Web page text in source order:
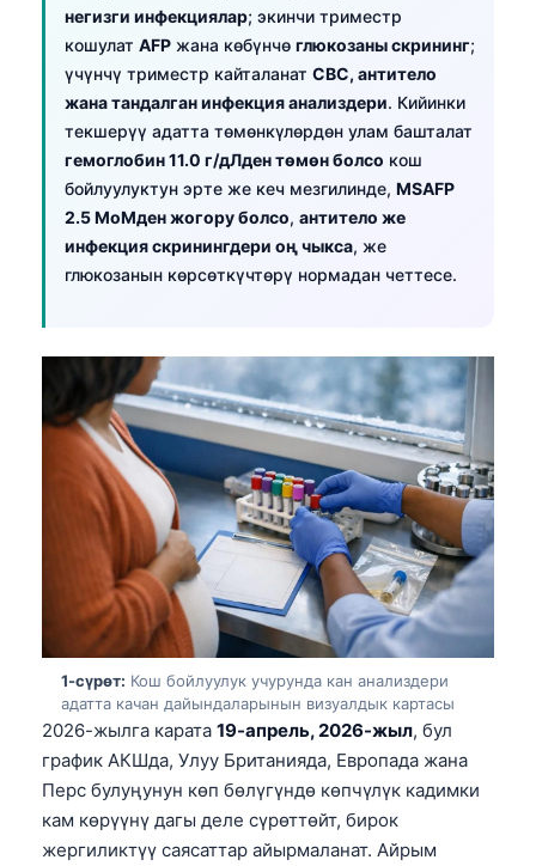
негизги инфекциялар; экинчи триместр
кошулат AFP жана көбүнчө глюкозаны скрининг;
үчүнчү триместр кайталанат CBC, антитело
жана тандалган инфекция анализдери. Кийинки
текшерүү адатта төмөнкүлөрдөн улам башталат
гемоглобин 11.0 г/дЛден төмөн болсо кош
бойлуулуктун эрте же кеч мезгилинде, MSAFP
2.5 MoMден жогору болсо, антитело же
инфекция скринингдери оң чыкса, же
глюкозанын көрсөткүчтөрү нормадан четтесе.
1-сүрөт: Кош бойлуулук учурунда кан анализдери
адатта качан дайындаларынын визуалдык картасы
2026-жылга карата 19-апрель, 2026-жыл, бул
график АКШда, Улуу Британияда, Европада жана
Перс булуңунун көп бөлүгүндө көпчүлүк кадимки
кам көрүүнү дагы деле сүрөттөйт, бирок
жергиликтүү саясаттар айырмаланат. Айрым